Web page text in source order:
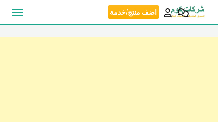
انتقل
اضف منتج/خدمة